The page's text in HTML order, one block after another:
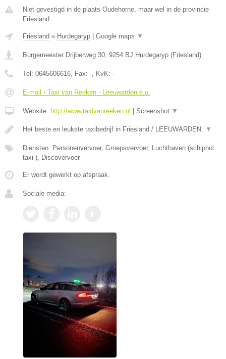
Niet gevestigd in de plaats Oudehorne, maar wel in de provincie
Friesland.
Friesland » Hurdegaryp Google maps ▼
Burgemeester Drijberweg 30, 9254 BJ Hurdegaryp (Friesland)
Tel: 0645606616, Fax: -, KvK: -
E-mail › Taxi van Reeken - Leeuwarden e.o.
Website: http://www.taxivanreeken.nl Screenshot ▼
Het beste en leukste taxibedrijf in Friesland / LEEUWARDEN. ▼
Diensten: Personenvervoer, Groepsvervoer, Luchthaven (schiphol
taxi ), Discovervoer
Er wordt gewerkt op afspraak.
Sociale media: